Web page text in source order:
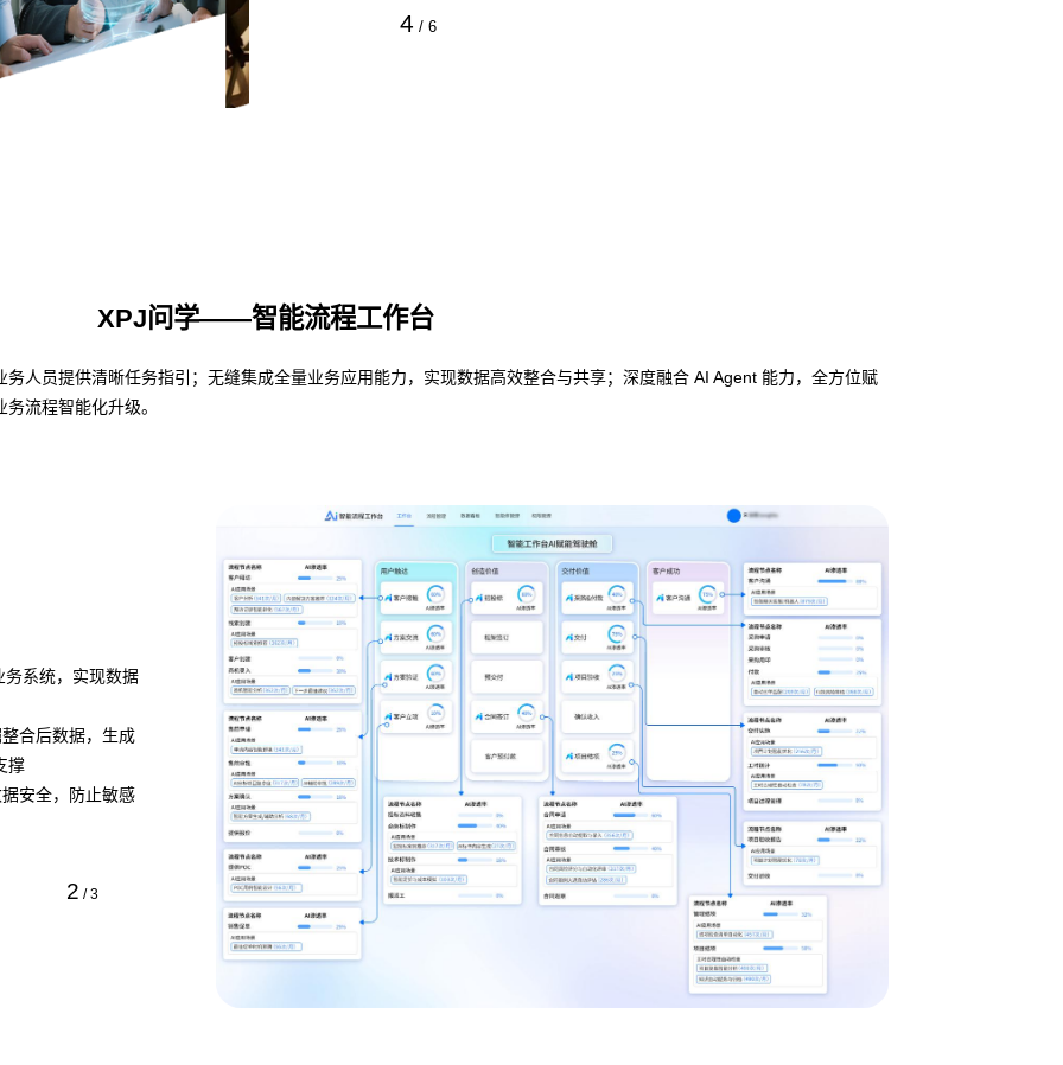
4 / 6
XPJ问学——智能流程工作台
人员提供清晰任务指引；无缝集成全量业务应用能力，实现数据高效整合与共享；深度融合 AI Agent 能力，全方位赋
流程智能化升级。
务系统，实现数据
合后数据，生成
撑
安全，防止敏感
AI Agent 快速接入
赋能业务 快速迭代
• 快速编排适配的 AI 能力进行集成，为业务处理提供AI 辅助
• 将 AI 能力与业务流程深度结合，在客户服务、销售预测、风险评
估等场景中发挥作用
预约专家咨询 >>
下载智能流程工作台介绍 >>
业务流程管理
避免流程设计和实际执行差异
• 将业务流程以作战地图的形式进行可视化呈现，清晰展
个环节、节点之间的关系以及当前流程所处阶段
• AI 分析任务处理时间、资源消耗等指标数据，定位瓶颈
• 流程管理者无需代码，通过拖拽、参数设置等方式即可
务流程
预约专家咨询 >>
下载智能流程工作台介绍 >>
2 /3